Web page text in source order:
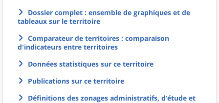
Dossier complet : ensemble de graphiques et de
tableaux sur le territoire
Comparateur de territoires : comparaison
d'indicateurs entre territoires
Données statistiques sur ce territoire
Publications sur ce territoire
Définitions des zonages administratifs, d’étude et